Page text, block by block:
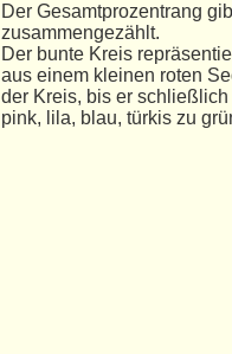
Der Gesamtprozentrang
zusammengezählt.
Der bunte Kreis
aus einem kleinen roten
der Kreis, bis er
pink, lila, blau, türkis zu